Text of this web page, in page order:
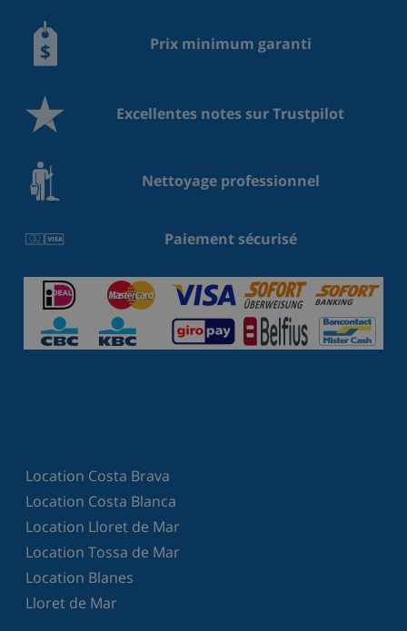
Prix minimum garanti
Excellentes notes sur Trustpilot
Nettoyage professionnel
Paiement sécurisé
Location Costa Brava
Location Costa Blanca
Location Lloret de Mar
Location Tossa de Mar
Location Blanes
Lloret de Mar